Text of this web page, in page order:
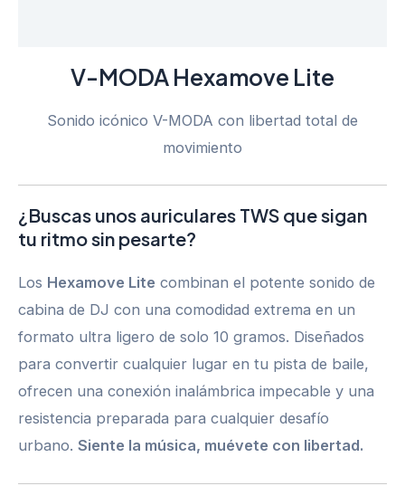
V-MODA Hexamove Lite
Sonido icónico V-MODA con libertad total de
movimiento
¿Buscas unos auriculares TWS que sigan
tu ritmo sin pesarte?
Los Hexamove Lite combinan el potente sonido de
cabina de DJ con una comodidad extrema en un
formato ultra ligero de solo 10 gramos. Diseñados
para convertir cualquier lugar en tu pista de baile,
ofrecen una conexión inalámbrica impecable y una
resistencia preparada para cualquier desafío
urbano. Siente la música, muévete con libertad.